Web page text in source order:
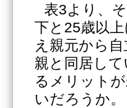
表3より、
下と25歳以
え親元から
親と同居し
るメリット
いだろうか。